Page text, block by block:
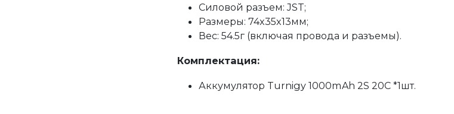
Силовой разъем: JST;
Размеры: 74x35x13мм;
Вес: 54.5г (включая провода и разъемы).
Комплектация:
Аккумулятор Turnigy 1000mAh 2S 20C *1шт.